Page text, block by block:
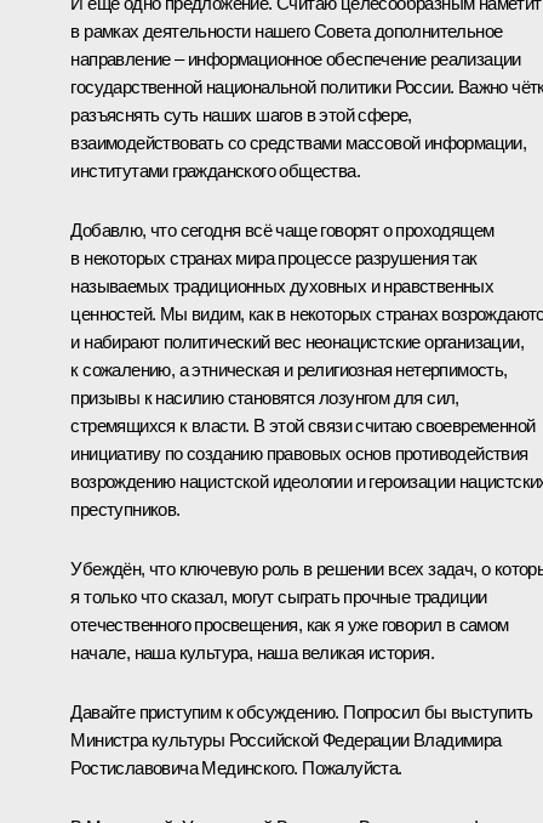
в рамках деятельности нашего Совета дополнительное
направление – информационное обеспечение реализации
государственной национальной политики России. Важно
разъяснять суть наших шагов в этой сфере,
взаимодействовать со средствами массовой информации,
институтами гражданского общества.
Добавлю, что сегодня всё чаще говорят о проходящем
в некоторых странах мира процессе разрушения так
называемых традиционных духовных и нравственных
ценностей. Мы видим, как в некоторых странах
и набирают политический вес неонацистские организации,
к сожалению, а этническая и религиозная нетерпимость,
призывы к насилию становятся лозунгом для сил,
стремящихся к власти. В этой связи считаю своевременной
инициативу по созданию правовых основ противодействия
возрождению нацистской идеологии и героизации
преступников.
Убеждён, что ключевую роль в решении всех задач, о
я только что сказал, могут сыграть прочные традиции
отечественного просвещения, как я уже говорил в самом
начале, наша культура, наша великая история.
Давайте приступим к обсуждению. Попросил бы выступить
Министра культуры Российской Федерации Владимира
Ростиславовича Мединского. Пожалуйста.